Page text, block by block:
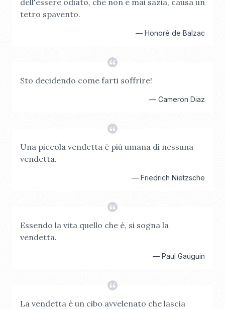
dell'essere odiato, che non è mai sazia, causa un
tetro spavento.
— Honoré de Balzac
Sto decidendo come farti soffrire!
— Cameron Diaz
Una piccola vendetta è più umana di nessuna
vendetta.
— Friedrich Nietzsche
Essendo la vita quello che è, si sogna la
vendetta.
— Paul Gauguin
La vendetta è un cibo avvelenato che lascia